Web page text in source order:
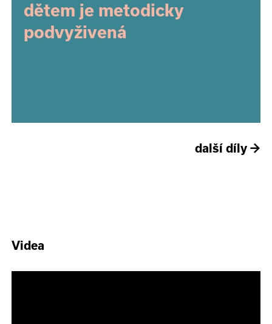
dětem je metodicky
podvyživená
další díly →
Videa